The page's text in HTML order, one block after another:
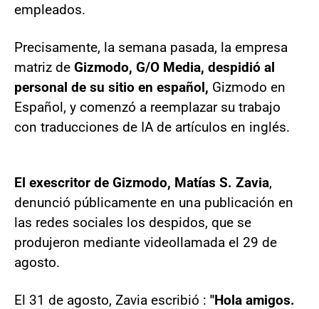
empleados.
Precisamente, la semana pasada, la empresa
matriz de Gizmodo, G/O Media, despidió al
personal de su sitio en español, Gizmodo en
Español, y comenzó a reemplazar su trabajo
con traducciones de IA de artículos en inglés.
El exescritor de Gizmodo, Matías S. Zavia,
denunció públicamente en una publicación en
las redes sociales los despidos, que se
produjeron mediante videollamada el 29 de
agosto.
El 31 de agosto, Zavia escribió : "Hola amigos.